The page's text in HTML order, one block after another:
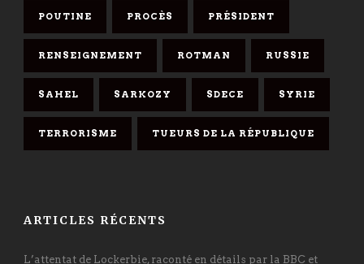
POUTINE PROCÈS PRÉSIDENT
RENSEIGNEMENT ROTMAN RUSSIE
SAHEL SARKOZY SDECE SYRIE
TERRORISME TUEURS DE LA RÉPUBLIQUE
ARTICLES RÉCENTS
L’attentat de Lockerbie, raconté en détails par la BBC et